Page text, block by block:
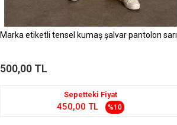
Marka etiketli tensel kumaş şalvar pantolon sarı
500,00 TL
Sepetteki Fiyat
450,00 TL %10